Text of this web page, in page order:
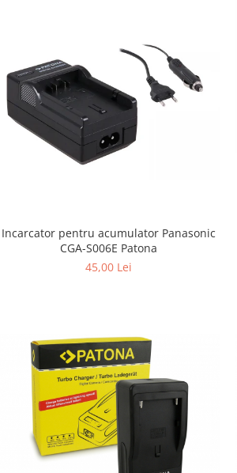
Incarcator pentru acumulator Panasonic
CGA-S006E Patona
45,00 Lei